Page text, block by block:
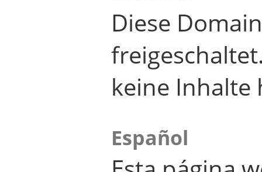
Diese
keine Inhalte
Español